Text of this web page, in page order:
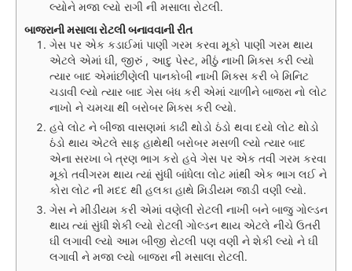
લ્યોને મજા લ્યો રાગી ની મસાલા રોટલી.
બાજરાની મસાલા રોટલી બનાવવાની રીત
ગેસ પર એક કડાઈમાં પાણી ગરમ કરવા મૂકો પાણી ગરમ થાય
એટલે એમાં ઘી, જીરું , આદુ પેસ્ટ, મીઠું નાખી મિક્સ કરી લ્યો
ત્યાર બાદ એમાંછીણેલી પાનકોબી નાખી મિક્સ કરી બે મિનિટ
ચડાવી લ્યો ત્યાર બાદ ગેસ બંધ કરી એમાં ચાળીને બાજરા નો લોટ
નાખો ને ચમચા થી બરોબર મિક્સ કરી લ્યો.
હવે લોટ ને બીજા વાસણમાં કાઢી થોડો ઠંડો થવા દયો લોટ થોડો
ઠંડો થાય એટલે સાફ હાથેથી બરોબર મસળી લ્યો ત્યાર બાદ
એના સરખા બે ત્રણ ભાગ કરો હવે ગેસ પર એક તવી ગરમ કરવા
મૂકો તવીગરમ થાય ત્યાં સુંધી બાંધેલા લોટ માંથી એક ભાગ લઈ ને
કોરા લોટ ની મદદ થી હલકા હાથે મિડીયમ જાડી વણી લ્યો.
ગેસ ને મીડીયમ કરી એમાં વણેલી રોટલી નાખી બને બાજુ ગોલ્ડન
થાય ત્યાં સુંધી શેકી લ્યો રોટલી ગોલ્ડન થાય એટલે નીચે ઉતરી
ઘી લગાવી લ્યો આમ બીજી રોટલી પણ વણી ને શેકી લ્યો ને ઘી
લગાવી ને મજા લ્યો બાજરા ની મસાલા રોટલી.